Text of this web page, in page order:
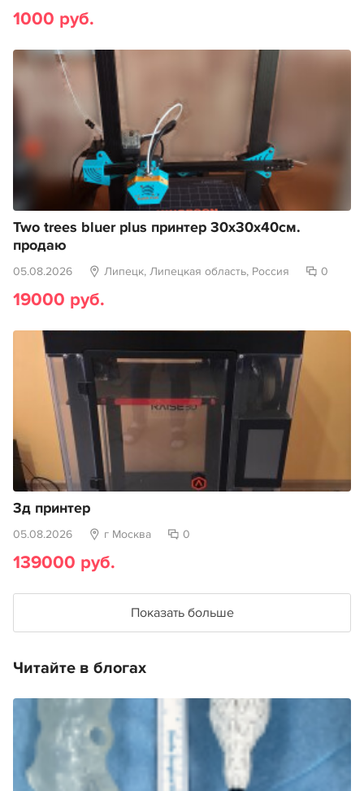
1000 руб.
Two trees bluer plus принтер 30х30х40см.
продаю
05.08.2026 Липецк, Липецкая область, Россия 0
19000 руб.
3д принтер
05.08.2026 г Москва 0
139000 руб.
Показать больше
Читайте в блогах